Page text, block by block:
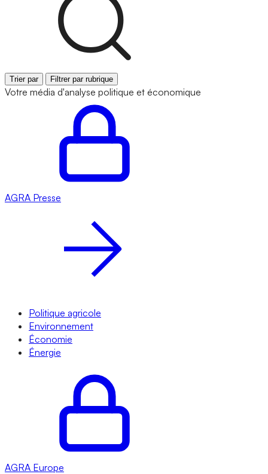
Trier par Filtrer par rubrique
Votre média d'analyse politique et économique
AGRA Presse
Politique agricole
Environnement
Économie
Énergie
AGRA Europe